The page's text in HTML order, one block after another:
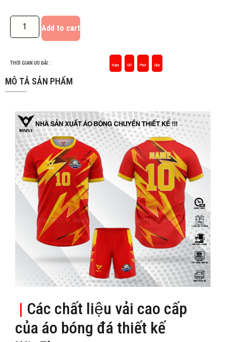
Add to cart
THỜI GIAN ƯU ĐÃI : Ngày Giờ Phút Giây
MÔ TẢ SẢN PHẨM
| Các chất liệu vải cao cấp
của áo bóng đá thiết kế